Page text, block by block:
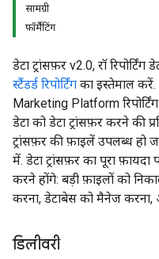
सामग्री
फ़ॉर्मैटिंग
डेटा ट्रांसफ़र v2.0, रॉ
स्टैंडर्ड रिपोर्टिंग का इस्तेमाल
Marketing Platform
डेटा को डेटा ट्रांसफ़र करने की
ट्रांसफ़र की फ़ाइलें उपलब्ध हो
में. डेटा ट्रांसफ़र का पूरा
करने होंगे: बड़ी फ़ाइलों को
करना, डेटाबेस को मैनेज करना,
डिलीवरी